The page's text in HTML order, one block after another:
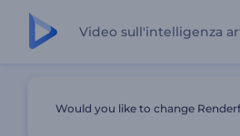
Video sull'intelligenza
Would you like to change